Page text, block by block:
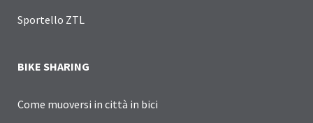
Sportello ZTL
BIKE SHARING
Come muoversi in città in bici